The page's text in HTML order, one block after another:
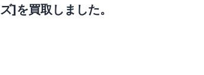
]を買取しました。